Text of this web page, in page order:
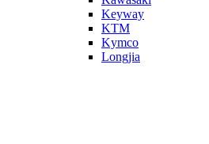
Keyway
KTM
Kymco
Longjia